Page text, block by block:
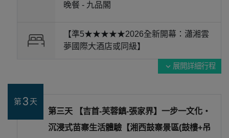
晚餐 - 九品閣
【準5★★★★★2026全新開幕：瀟湘雲
夢國際大酒店或同級】
expand_more 展開詳細行程
第3 天
第三天 【吉首-芙蓉鎮-張家界】一步一文化・
沉浸式苗寨生活體驗【湘西鼓寨景區(鼓樓+吊